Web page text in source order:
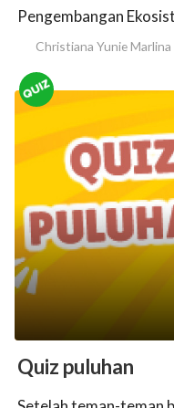
Pengembangan
Christiana Yunie Marlina
Quiz puluhan